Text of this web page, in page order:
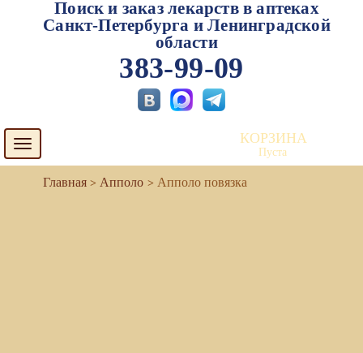
Поиск и заказ лекарств в аптеках
Санкт-Петербурга и Ленинградской
области
383-99-09
Toggle
navigation
КОРЗИНА
Пуста
Апполо Апполо повязка